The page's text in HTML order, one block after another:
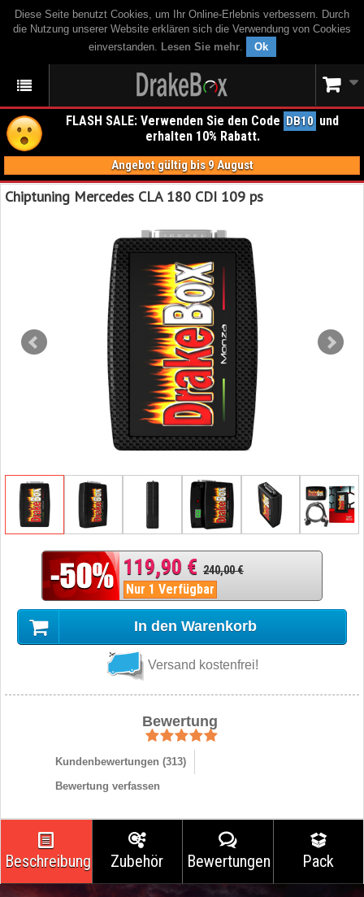
Diese Seite benutzt Cookies, um Ihr Online-Erlebnis verbessern. Durch
die Nutzung unserer Website erklären sich die Verwendung von Cookies
einverstanden. Lesen Sie mehr. Ok
FLASH SALE: Verwenden Sie den Code DB10 und
erhalten 10% Rabatt.
Angebot gültig bis 9 August
Chiptuning Mercedes CLA 180 CDI 109 ps
119,90 € 240,00 €
Nur 1 Verfügbar
In den Warenkorb
Versand kostenfrei!
Bewertung
Kundenbewertungen (313)
Bewertung verfassen
Beschreibung Zubehör Bewertungen Pack